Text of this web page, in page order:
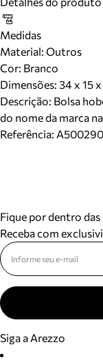
Medidas
Material: Outros
Cor: Branco
Dimensões: 34 x 15
Descrição: Bolsa
do nome da marca
Referência:
Fique por dentro
Receba com
Siga a Arezzo